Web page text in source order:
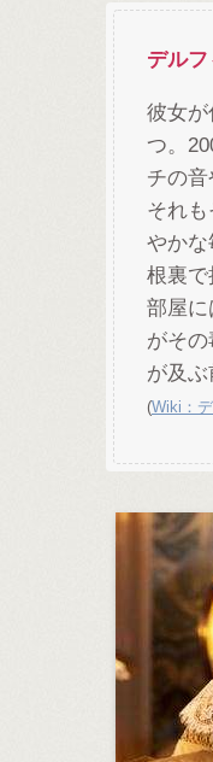
デル
彼女が
つ。
チの音
それ
やかな
根裏で
部屋に
がそ
が及ぶ
(Wiki：